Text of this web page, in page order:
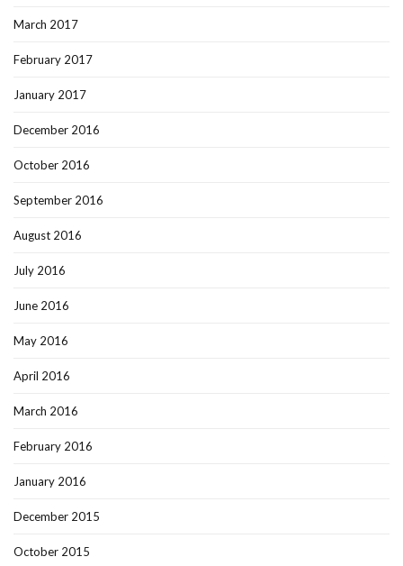
March 2017
February 2017
January 2017
December 2016
October 2016
September 2016
August 2016
July 2016
June 2016
May 2016
April 2016
March 2016
February 2016
January 2016
December 2015
October 2015